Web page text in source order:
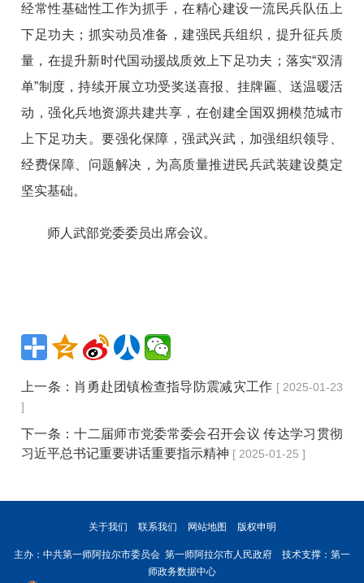
经常性基础性工作为抓手，在精心建设一流民兵队伍上
下足功夫；抓实动员准备，建强民兵组织，提升征兵质
量，在提升新时代国动援战质效上下足功夫；落实“双清
单”制度，持续开展立功受奖送喜报、挂牌匾、送温暖活
动，强化兵地资源共建共享，在创建全国双拥模范城市
上下足功夫。要强化保障，强武兴武，加强组织领导、
经费保障、问题解决，为高质量推进民兵武装建设奠定
坚实基础。
师人武部党委委员出席会议。
上一条： 肖勇赴团镇检查指导防震减灾工作 [ 2025-01-23
]
下一条：十二届师市党委常委会召开会议 传达学习贯彻
习近平总书记重要讲话重要指示精神 [ 2025-01-25 ]
关于我们 联系我们 网站地图 版权申明
主办：中共第一师阿拉尔市委员会 第一师阿拉尔市人民政府 技术支撑：第一
师政务数据中心